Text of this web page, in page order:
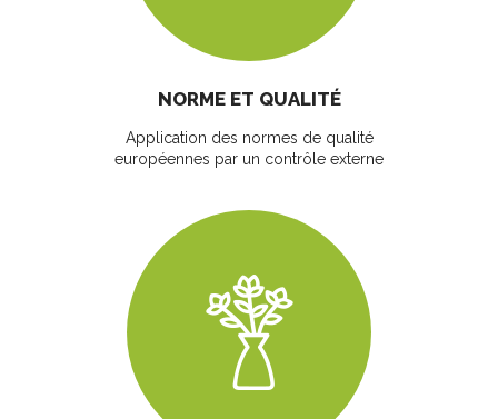
NORME ET QUALITÉ
Application des normes de qualité
européennes par un contrôle externe